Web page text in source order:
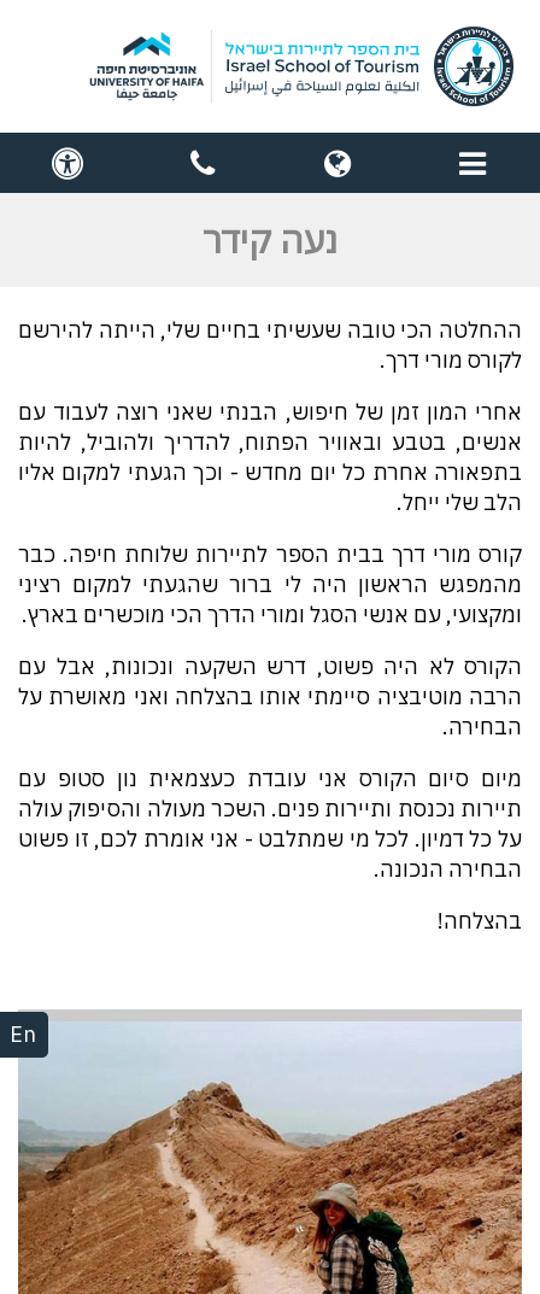
En
תפריט globe
contact
נעה קידר
ההחלטה הכי טובה שעשיתי בחיים שלי, הייתה להירשם
לקורס מורי דרך.
אחרי המון זמן של חיפוש, הבנתי שאני רוצה לעבוד עם
אנשים, בטבע ובאוויר הפתוח, להדריך ולהוביל, להיות
בתפאורה אחרת כל יום מחדש - וכך הגעתי למקום אליו
הלב שלי ייחל.
קורס מורי דרך בבית הספר לתיירות שלוחת חיפה. כבר
מהמפגש הראשון היה לי ברור שהגעתי למקום רציני
ומקצועי, עם אנשי הסגל ומורי הדרך הכי מוכשרים בארץ.
הקורס לא היה פשוט, דרש השקעה ונכונות, אבל עם
הרבה מוטיבציה סיימתי אותו בהצלחה ואני מאושרת על
הבחירה.
מיום סיום הקורס אני עובדת כעצמאית נון סטופ עם
תיירות נכנסת ותיירות פנים. השכר מעולה והסיפוק עולה
על כל דמיון. לכל מי שמתלבט - אני אומרת לכם, זו פשוט
הבחירה הנכונה.
בהצלחה!